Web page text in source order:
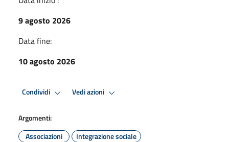
9 agosto 2026
Data fine:
10 agosto 2026
Condividi Vedi azioni
Argomenti:
Associazioni
Integrazione sociale